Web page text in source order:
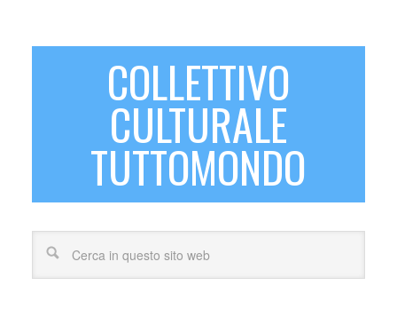
COLLETTIVO
CULTURALE
TUTTOMONDO